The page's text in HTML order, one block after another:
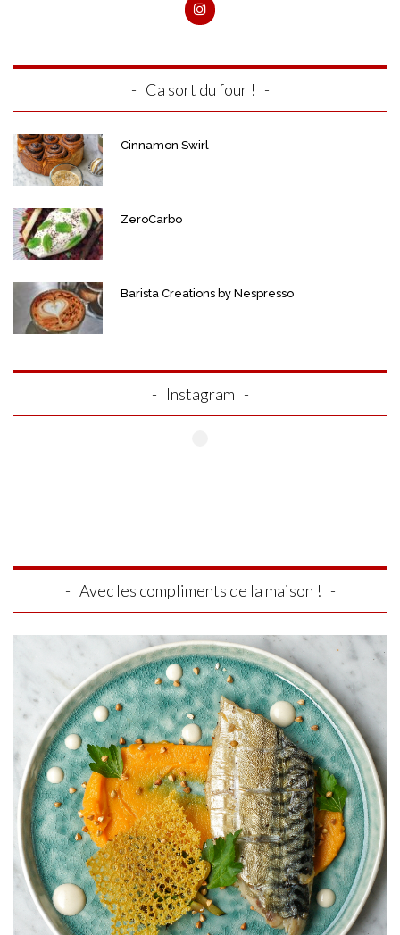
Ca sort du four !
Cinnamon Swirl
ZeroCarbo
Barista Creations by Nespresso
Instagram
Avec les compliments de la maison !